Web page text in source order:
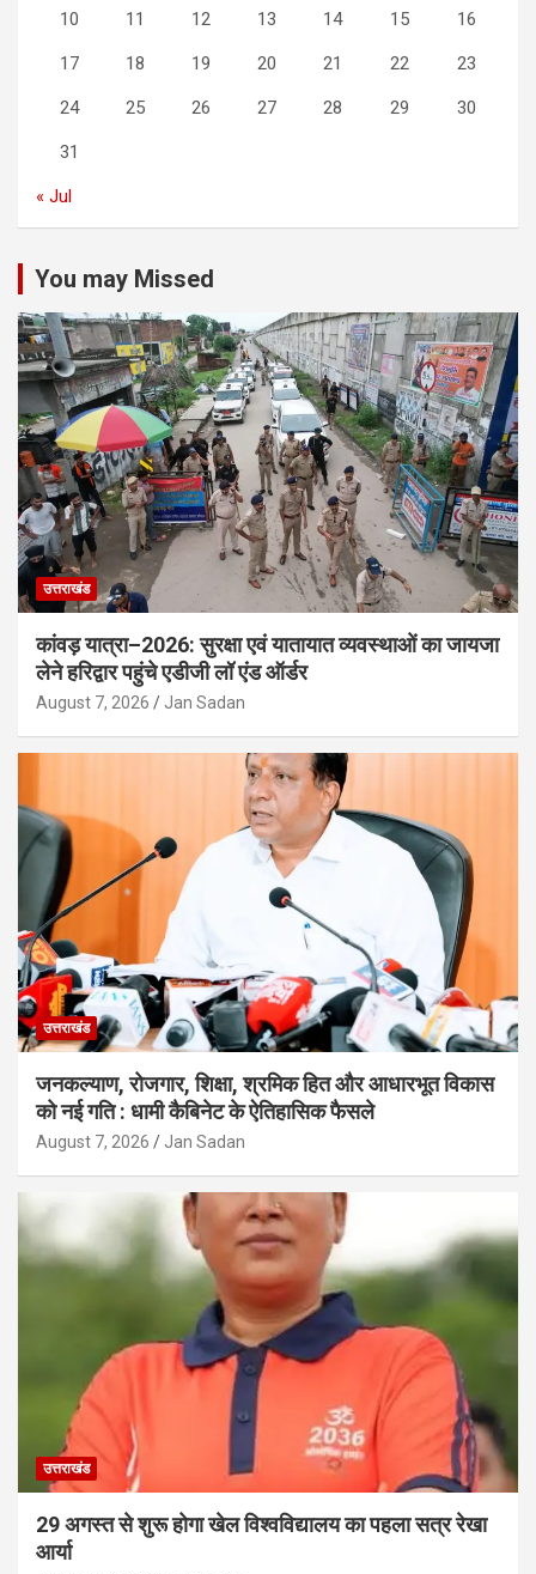
10 11 12 13 14 15 16
17 18 19 20 21 22 23
24 25 26 27 28 29 30
31
« Jul
You may Missed
उत्तराखंड
कांवड़ यात्रा–2026: सुरक्षा एवं यातायात व्यवस्थाओं का जायजा
लेने हरिद्वार पहुंचे एडीजी लॉ एंड ऑर्डर
August 7, 2026 Jan Sadan
उत्तराखंड
जनकल्याण, रोजगार, शिक्षा, श्रमिक हित और आधारभूत विकास
को नई गति : धामी कैबिनेट के ऐतिहासिक फैसले
August 7, 2026 Jan Sadan
उत्तराखंड
29 अगस्त से शुरू होगा खेल विश्वविद्यालय का पहला सत्र रेखा
आर्या